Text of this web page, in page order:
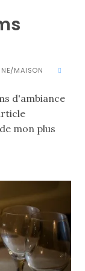
MAISON
d'ambiance
mon plus